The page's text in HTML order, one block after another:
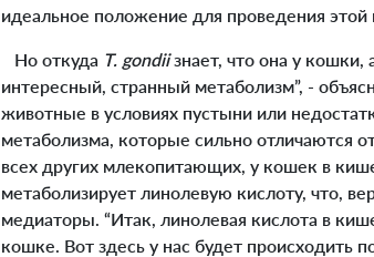
идеальное положение для проведения этой
Но откуда T. gondiiзнает, что она у кошки,
интересный, странный метаболизм”, -
животные в условиях пустыни или
метаболизма, которые сильно отличаются
всех других млекопитающих, у кошек в
метаболизирует линолевую кислоту, что,
медиаторы. “Итак, линолевая кислота в
кошке. Вот здесь у нас будет происходить